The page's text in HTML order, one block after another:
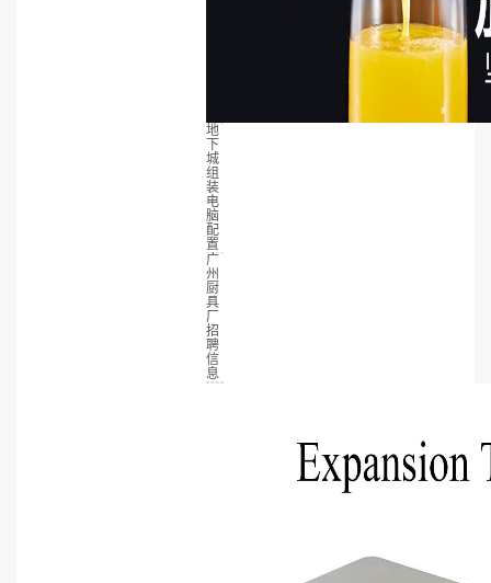
地
下
城
组
装
电
脑
配
置
广
州
厨
具
厂
招
聘
信
息